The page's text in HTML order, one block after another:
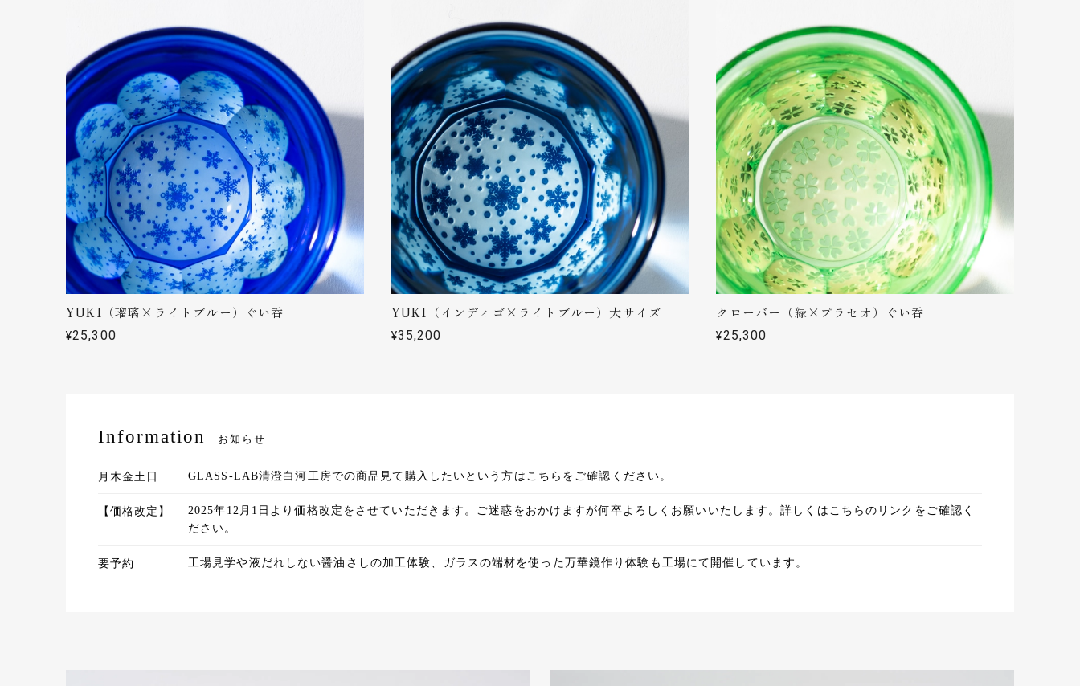
砂切子 花火（金紫×ライトブルー）【名入れ無料 アルファベット12文字まで】紫なので古希・喜寿・卒寿の贈り物としてもピッタリです！
2023/07/03
プレゼントする方に直送したので実物はわかりませんが、メールで丁寧に対応していただけました。 名前を入れるとどんな感じにな
るのか、ラッピングの例、値上がりのお知らせなどサイトでは確認できなかった？ので、是非載せて欲しいです。
この度はレビューをいただき誠にありがとうございます！ ラッピングの具体例、先ほどご確認いただけるように登
録しました！アドバイスありがとうございます。 名入れのイメージですが分かりづらいかもしれませんが画像にご
ざいますのでご確認いただければ幸いです。値上げの件も弊社ホームページに掲載しておりますが、こちらも分か
りづらく申し訳ありません。 https://glass-labo.com/price202307/ 何卒よろしくお願いいたします。
砂切子 紅葉（金赤×オレンジ）【名入れ無料 アルファベット12文字まで】
2023/02/25
すごく綺麗なお品です。 お酒を入れた際の模様変わりが素敵で、インテリアとしても上品でお洒落です。 プレゼントした先方にも喜
んでもらえました。 ありがとうございました。
この度はありがとうございます！ 紅葉の切子はスタッフの中でとても評価の高い切子です。 実はあの素材、オレン
た素材を加工したもので、お酒を注いだ時の紅葉がクッキリ現れる姿は手前味噌ですがとても美しいと思っており
た。末永くご使用いただければ幸いです！
YUKI（瑠璃×ライトブルー）ぐい呑
¥25,300
YUKI（インディゴ×ライトブルー）大サイズ
¥35,200
クローバー（緑×プラセオ）ぐい呑
¥25,300
Information お知らせ
月木金土日 GLASS-LAB清澄白河工房での商品見て購入したいという方はこちらをご確認ください。
【価格改定】
2025年12月1日より価格改定をさせていただきます。ご迷惑をおかけますが何卒よろしくお願いいたします。詳しくはこちらのリンクをご確認く
ださい。
要予約 工場見学や液だれしない醤油さしの加工体験、ガラスの端材を使った万華鏡作り体験も工場にて開催しています。